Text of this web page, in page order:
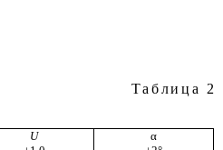
Таблица 2
U
α